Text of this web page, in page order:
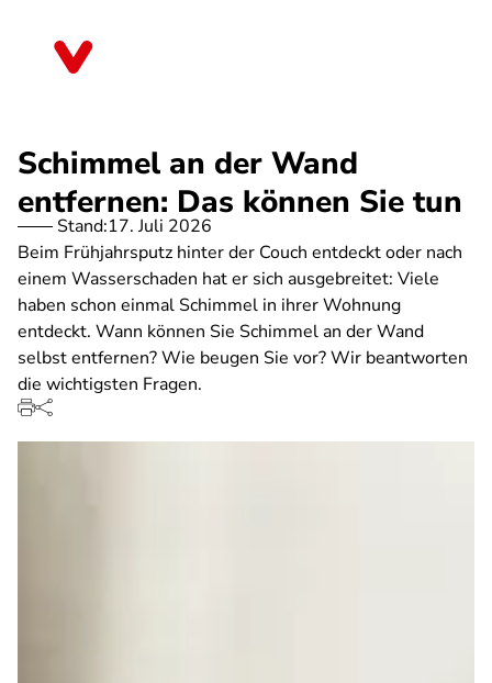
Schimmel an der Wand
entfernen: Das können Sie tun
Stand:17. Juli 2026
Beim Frühjahrsputz hinter der Couch entdeckt oder nach
einem Wasserschaden hat er sich ausgebreitet: Viele
haben schon einmal Schimmel in ihrer Wohnung
entdeckt. Wann können Sie Schimmel an der Wand
selbst entfernen? Wie beugen Sie vor? Wir beantworten
die wichtigsten Fragen.